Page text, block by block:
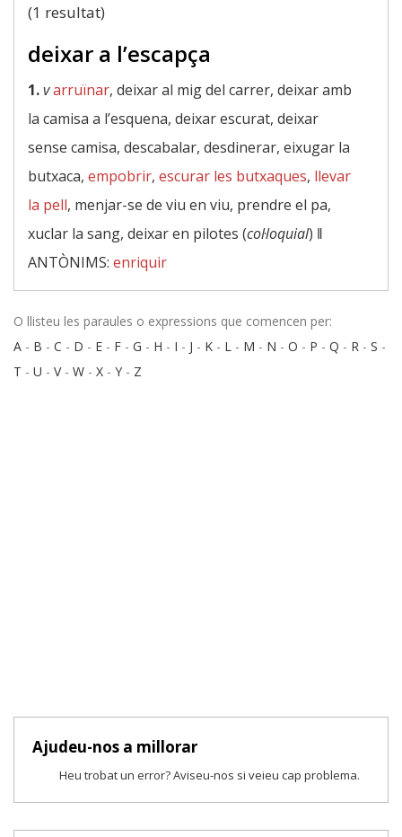
(1 resultat)
deixar a l’escapça
1.varruïnar, deixar al mig del carrer, deixar amb
la camisa a l’esquena, deixar escurat, deixar
sense camisa, descabalar, desdinerar, eixugar la
butxaca, empobrir, escurar les butxaques, llevar
la pell, menjar-se de viu en viu, prendre el pa,
xuclar la sang, deixar en pilotes (col·loquial) ‖
ANTÒNIMS: enriquir
O llisteu les paraules o expressions que comencen per:
A - B - C - D - E - F - G - H - I - J - K - L - M - N - O - P - Q - R - S -
T - U - V- W - X - Y - Z
Ajudeu-nos a millorar
Heu trobat un error? Aviseu-nos si veieu cap problema.